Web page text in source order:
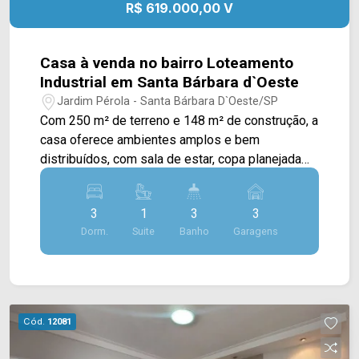
- Presente em cada mudança!
R$ 619.000,00 V
Casa à venda no bairro Loteamento
Industrial em Santa Bárbara d`Oeste
Jardim Pérola - Santa Bárbara D`Oeste/SP
Com 250 m² de terreno e 148 m² de construção, a
casa oferece ambientes amplos e bem
distribuídos, com sala de estar, copa planejada
com cristaleira e cozinha planejada,
proporcionando mais praticidade e conforto para
a rotina da família. Dois dormitórios contam com
móveis planejados, garantindo melhor
organização dos espaços. A área de lazer é um
ambiente agradável para reunir amigos e
familiares. O piso em porcelanato em toda a área
interna, o portão eletrônico e a lavanderia ampla
3
Dorm.
1
Suite
3
Banho
3
Garagens
Cód. 12081